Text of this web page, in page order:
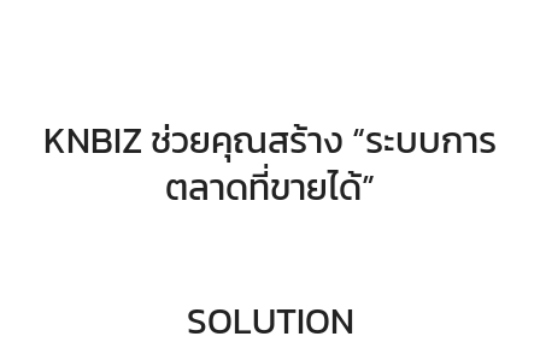
KNBIZ ช่วยคุณสร้าง “ระบบการ
ตลาดที่ขายได้”
SOLUTION